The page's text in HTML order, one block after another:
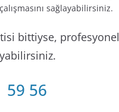
sağlayabilirsiniz.
bittiyse,
59 56